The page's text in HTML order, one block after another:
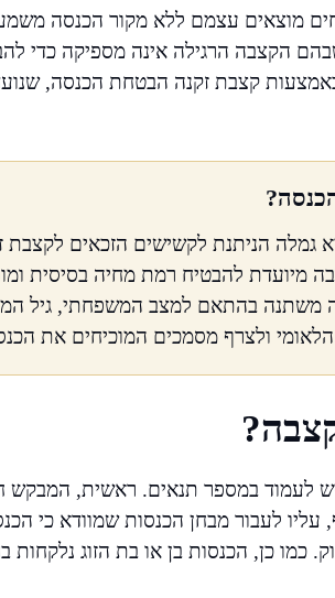
מוצאים עצמם ללא מקור הכנסה
הקצבה הרגילה אינה מספיקה כדי
קצבת זקנה הבטחת הכנסה,
הניתנת לקשישים הזכאים לקצבת
מיועדת להבטיח רמת מחיה בסיסית
משתנה בהתאם למצב המשפחתי, גיל
ולצרף מסמכים המוכיחים את
לעמוד במספר תנאים. ראשית, המבקש
לעבור מבחן הכנסות שמוודא כי
כמו כן, הכנסות בן או בת הזוג נלקחות